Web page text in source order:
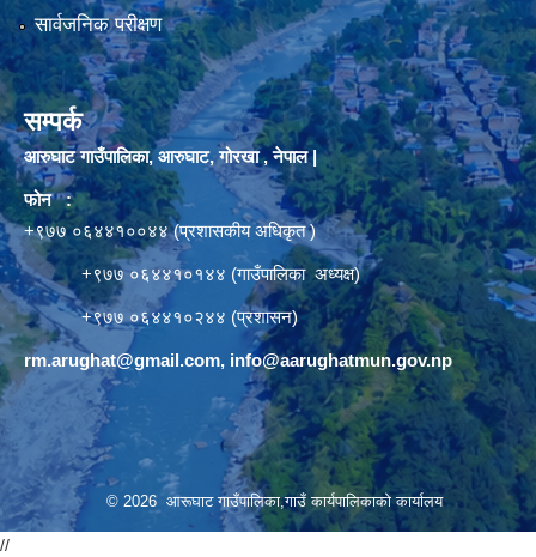
सार्वजनिक परीक्षण
सम्पर्क
आरुघाट गाउँपालिका, आरुघाट, गोरखा , नेपाल |
फोन :
+९७७ ०६४४१००४४ (प्रशासकीय अधिकृत )
+९७७ ०६४४१०१४४ (गाउँपालिका अध्यक्ष)
+९७७ ०६४४१०२४४ (प्रशासन)
rm.arughat@gmail.com, info@aarughatmun.gov.np
© 2026 आरूघाट गाउँपालिका,गाउँ कार्यपालिकाको कार्यालय
//